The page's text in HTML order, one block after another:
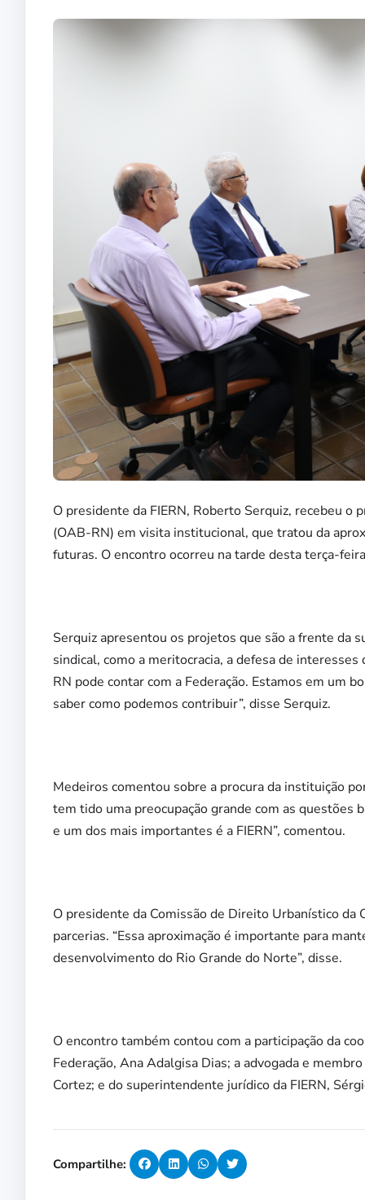
O presidente da FIERN, Roberto Serquiz, recebeu
(OAB-RN) em visita institucional, que tratou da
futuras. O encontro ocorreu na tarde desta terça-
Serquiz apresentou os projetos que são a frente da
sindical, como a meritocracia, a defesa de
RN pode contar com a Federação. Estamos em um
saber como podemos contribuir”, disse Serquiz.
Medeiros comentou sobre a procura da instituição
tem tido uma preocupação grande com as questões
e um dos mais importantes é a FIERN”, comentou.
O presidente da Comissão de Direito Urbanístico da
parcerias. “Essa aproximação é importante para
desenvolvimento do Rio Grande do Norte”, disse.
O encontro também contou com a participação da
Federação, Ana Adalgisa Dias; a advogada e
Cortez; e do superintendente jurídico da FIERN,
Compartilhe: